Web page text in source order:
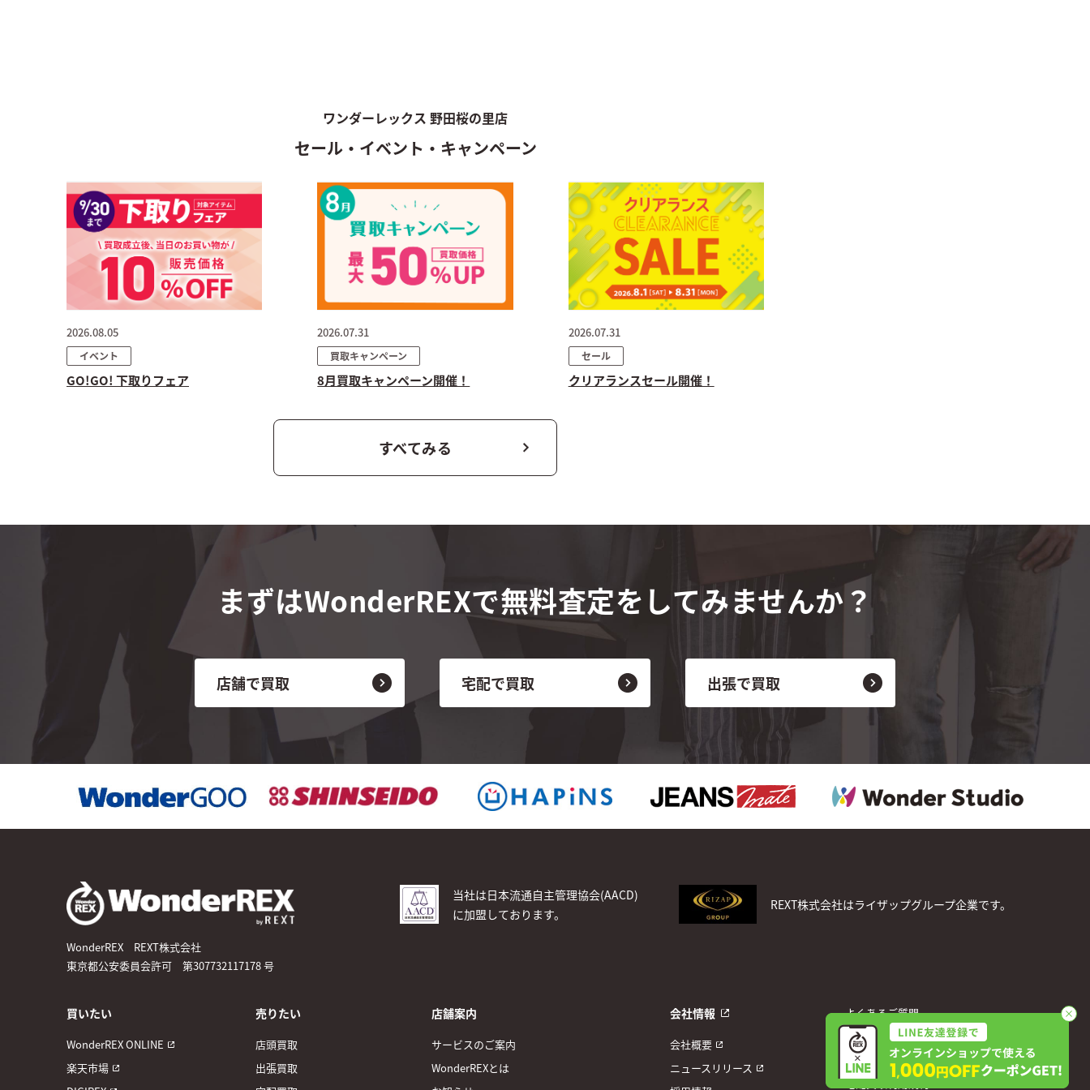
ワンダーレックス 野田桜の里店
セール・イベント・キャンペーン
2026.08.05
イベント
GO!GO! 下取りフェア
2026.07.31
買取キャンペーン
8月買取キャンペーン開催！
2026.07.31
セール
クリアランスセール開催！
すべてみる
まずはWonderREXで無料査定をしてみませんか？
店舗で買取 宅配で買取 出張で買取
WonderREX REXT株式会社
東京都公安委員会許可 第307732117178 号
当社は日本流通自主管理協会(AACD)
に加盟しております。
REXT株式会社はライザップグループ企業です。
買いたい
WonderREX ONLINE
楽天市場
売りたい
店頭買取
出張買取
店舗案内
サービスのご案内
WonderREXとは
会社情報
会社概要
ニュースリリース
よくあるご質問
お問い合わせ
個人情報保護方針
宅配買取利用規約